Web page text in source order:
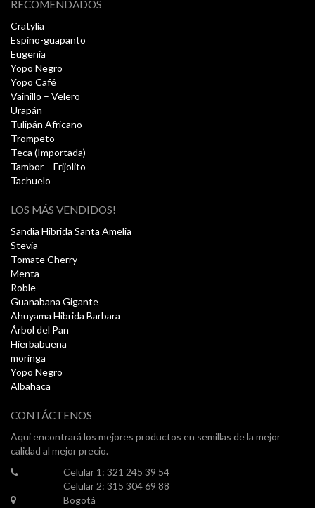
RECOMENDADOS
Cratylia
Espino-guapanto
Eugenia
Yopo Negro
Yopo Café
Vainillo – Velero
Urapán
Tulipán Africano
Trompeto
Teca (Importada)
Tambor – Frijolito
Tachuelo
LOS MÁS VENDIDOS!
Sandia Hibrida Santa Amelia
Stevia
Tomate Cherry
Menta
Roble
Guanabana Gigante
Ahuyama Hibrida Barbara
Árbol del Pan
Hierbabuena
moringa
Yopo Negro
Albahaca
CONTÁCTENOS
Aqui encontrará los mejores productos en semillas de la mejor
calidad al mejor precio.
Celular 1: 321 245 39 54
Celular 2: 315 304 69 88
Bogotá